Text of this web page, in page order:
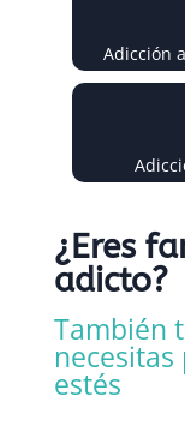
Adicción
¿Eres
adicto?
También
necesitas
estés